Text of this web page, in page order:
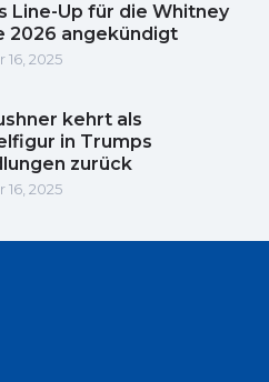
Line-Up für die Whitney
2026 angekündigt
2025
kehrt als
in Trumps
zurück
2025